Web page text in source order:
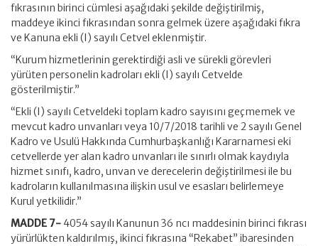
fıkrasının birinci cümlesi aşağıdaki şekilde değiştirilmiş,
maddeye ikinci fıkrasından sonra gelmek üzere aşağıdaki fıkra
ve Kanuna ekli (I) sayılı Cetvel eklenmiştir.
“Kurum hizmetlerinin gerektirdiği asli ve sürekli görevleri
yürüten personelin kadroları ekli (I) sayılı Cetvelde
gösterilmiştir.”
“Ekli (I) sayılı Cetveldeki toplam kadro sayısını geçmemek ve
mevcut kadro unvanları veya 10/7/2018 tarihli ve 2 sayılı Genel
Kadro ve Usulü Hakkında Cumhurbaşkanlığı Kararnamesi eki
cetvellerde yer alan kadro unvanları ile sınırlı olmak kaydıyla
hizmet sınıfı, kadro, unvan ve derecelerin değiştirilmesi ile bu
kadroların kullanılmasına ilişkin usul ve esasları belirlemeye
Kurul yetkilidir.”
MADDE 7- 4054 sayılı Kanunun 36 ncı maddesinin birinci fıkrası
yürürlükten kaldırılmış, ikinci fıkrasına “Rekabet” ibaresinden